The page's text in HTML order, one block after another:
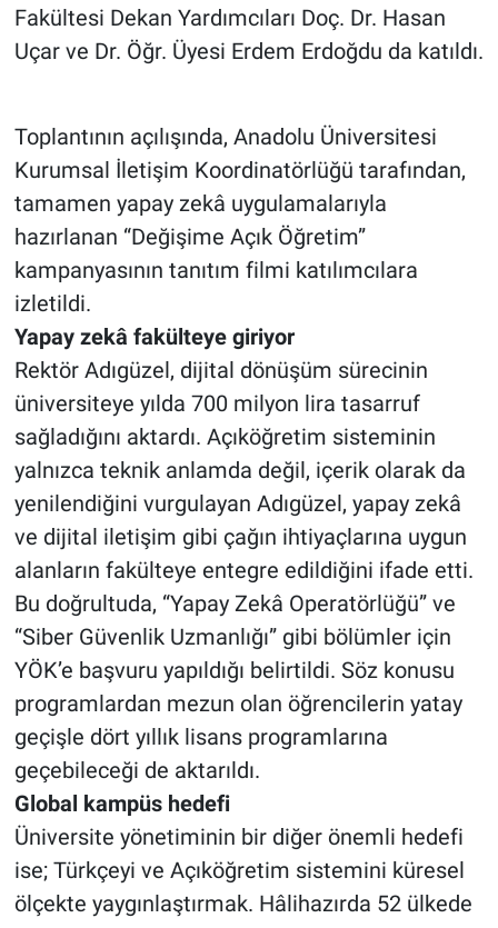
Fakültesi Dekan Yardımcıları Doç. Dr. Hasan
Uçar ve Dr. Öğr. Üyesi Erdem Erdoğdu da katıldı.
Toplantının açılışında, Anadolu Üniversitesi
Kurumsal İletişim Koordinatörlüğü tarafından,
tamamen yapay zekâ uygulamalarıyla
hazırlanan “Değişime Açık Öğretim”
kampanyasının tanıtım filmi katılımcılara
izletildi.
Yapay zekâ fakülteye giriyor
Rektör Adıgüzel, dijital dönüşüm sürecinin
üniversiteye yılda 700 milyon lira tasarruf
sağladığını aktardı. Açıköğretim sisteminin
yalnızca teknik anlamda değil, içerik olarak da
yenilendiğini vurgulayan Adıgüzel, yapay zekâ
ve dijital iletişim gibi çağın ihtiyaçlarına uygun
alanların fakülteye entegre edildiğini ifade etti.
Bu doğrultuda, “Yapay Zekâ Operatörlüğü” ve
“Siber Güvenlik Uzmanlığı” gibi bölümler için
YÖK’e başvuru yapıldığı belirtildi. Söz konusu
programlardan mezun olan öğrencilerin yatay
geçişle dört yıllık lisans programlarına
geçebileceği de aktarıldı.
Global kampüs hedefi
Üniversite yönetiminin bir diğer önemli hedefi
ise; Türkçeyi ve Açıköğretim sistemini küresel
ölçekte yaygınlaştırmak. Hâlihazırda 52 ülkede